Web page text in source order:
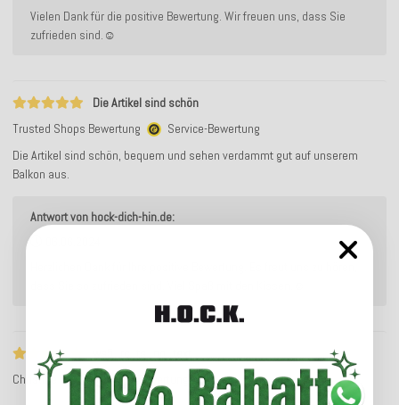
Vielen Dank für die positive Bewertung. Wir freuen uns, dass Sie
zufrieden sind.☺️
Die Artikel sind schön
Trusted Shops Bewertung
Service-Bewertung
Die Artikel sind schön, bequem und sehen verdammt gut auf unserem
Balkon aus.
Antwort von hock-dich-hin.de:
Christine S.
Service-Bewertung